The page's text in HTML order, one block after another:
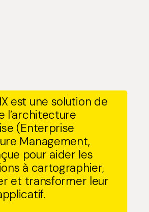
est une solution de
l’architecture
(Enterprise
Management,
pour aider les
à cartographier,
et transformer leur